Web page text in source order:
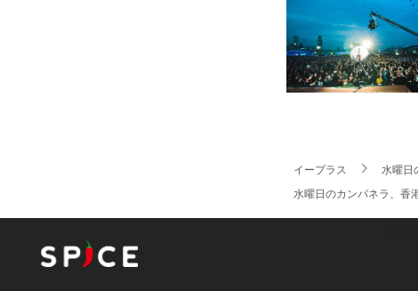
イープラス
水曜日
水曜日のカンパネラ、